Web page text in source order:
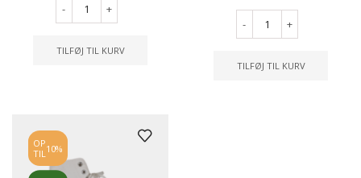
- +
TILFØJ TIL KURV
- +
TILFØJ TIL KURV
OP
TIL10%